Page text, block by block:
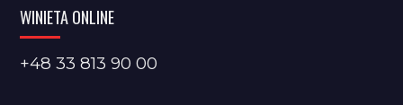
WINIETA ONLINE
+48 33 813 90 00